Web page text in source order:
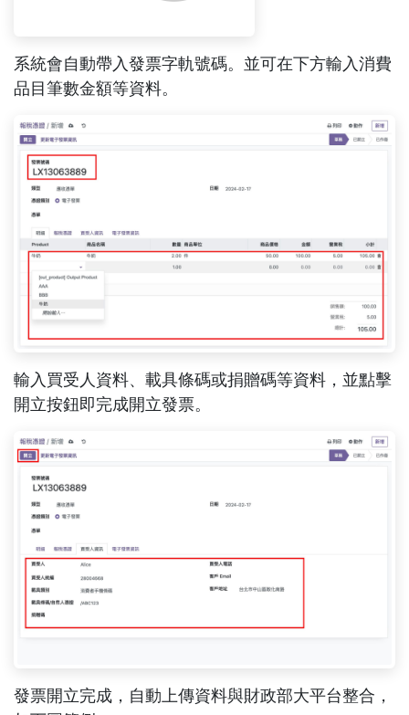
系統會自動帶入發票字軌號碼。並可在下方輸入消費
品目筆數金額等資料。
輸入買受人資料、載具條碼或捐贈碼等資料，並點擊
開立按鈕即完成開立發票。
發票開立完成，自動上傳資料與財政部大平台整合，